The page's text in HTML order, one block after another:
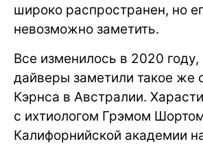
широко распространен, но
невозможно заметить.
Все изменилось в 2020 году,
дайверы заметили такое же
Кэрнса в Австралии.
с ихтиологом Грэмом
Калифорнийской академии